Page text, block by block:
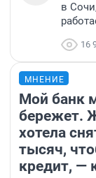
в
16
МНЕНИЕ
Мой банк
бережет.
хотела
тысяч,
кредит, —